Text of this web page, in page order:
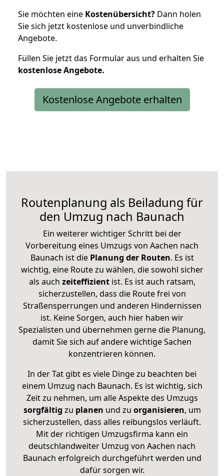
Sie möchten eine Kostenübersicht? Dann holen
Sie sich jetzt kostenlose und unverbindliche
Angebote.
Füllen Sie jetzt das Formular aus und erhalten Sie
kostenloseAngebote.
Kostenlose Angebote erhalten
Routenplanung als Beiladung für
den Umzug nach Baunach
Ein weiterer wichtiger Schritt bei der
Vorbereitung eines Umzugs von Aachen nach
Baunach ist diePlanung der Routen. Es ist
wichtig, eine Route zu wählen, die sowohl sicher
als auch zeiteffizientist. Es ist auch ratsam,
sicherzustellen, dass die Route frei von
Straßensperrungen und anderen Hindernissen
ist. Keine Sorgen, auch hier haben wir
Spezialisten und übernehmen gerne die Planung,
damit Sie sich auf andere wichtige Sachen
konzentrieren können.
In der Tat gibt es viele Dinge zu beachten bei
einem Umzug nach Baunach. Es ist wichtig, sich
Zeit zu nehmen, um alle Aspekte des Umzugs
sorgfältig zu planen und zu organisieren, um
sicherzustellen, dass alles reibungslos verläuft.
Mit der richtigen Umzugsfirma kann ein
deutschlandweiter Umzug von Aachen nach
Baunach erfolgreich durchgeführt werden und
dafür sorgen wir.